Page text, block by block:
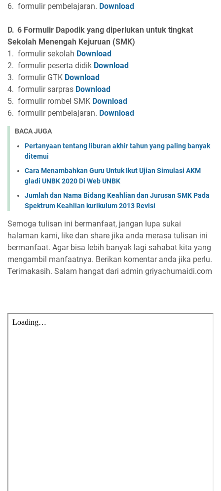
6. formulir pembelajaran. Download
D. 6 Formulir Dapodik yang diperlukan untuk tingkat
Sekolah Menengah Kejuruan (SMK)
1. formulir sekolah Download
2. formulir peserta didik Download
3. formulir GTK Download
4. formulir sarpras Download
5. formulir rombel SMK Download
6. formulir pembelajaran. Download
BACA JUGA
Pertanyaan tentang liburan akhir tahun yang paling banyak
ditemui
Cara Menambahkan Guru Untuk Ikut Ujian Simulasi AKM
gladi UNBK 2020 Di Web UNBK
Jumlah dan Nama Bidang Keahlian dan Jurusan SMK Pada
Spektrum Keahlian kurikulum 2013 Revisi
Semoga tulisan ini bermanfaat, jangan lupa sukai
halaman kami, like dan share jika anda merasa tulisan ini
bermanfaat. Agar bisa lebih banyak lagi sahabat kita yang
mengambil manfaatnya. Berikan komentar anda jika perlu.
Terimakasih. Salam hangat dari admin griyachumaidi.com